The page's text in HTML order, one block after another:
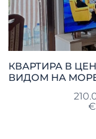
КВАРТИРА В
ВИДОМ НА
€